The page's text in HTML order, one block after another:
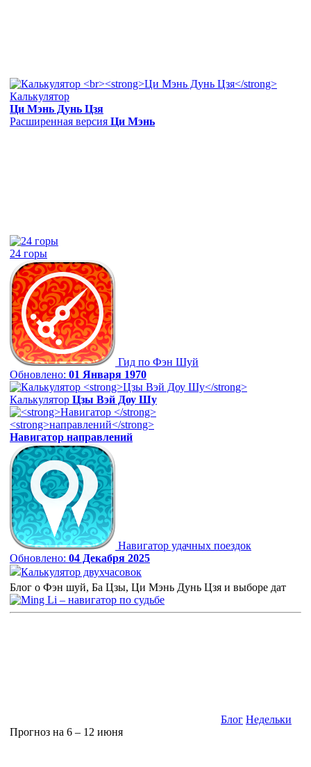
Калькулятор
Ци Мэнь Дунь Цзя
Расширенная версия Ци Мэнь
24 горы
Гид по Фэн Шуй
Обновлено: 01 Января 1970
Калькулятор Цзы Вэй Доу Шу
Навигатор направлений
Навигатор удачных поездок
Обновлено: 04 Декабря 2025
Калькулятор двухчасовок
Блог о Фэн шуй, Ба Цзы, Ци Мэнь Дунь Цзя и выборе дат
Блог Недельки
Прогноз на 6 – 12 июня